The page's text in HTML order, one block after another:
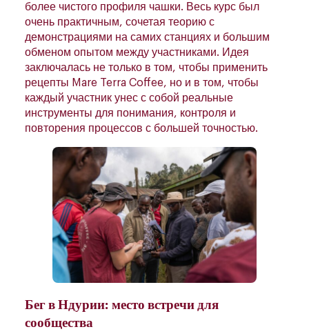
более чистого профиля чашки. Весь курс был
очень практичным, сочетая теорию с
демонстрациями на самих станциях и большим
обменом опытом между участниками. Идея
заключалась не только в том, чтобы применить
рецепты Mare Terra Coffee, но и в том, чтобы
каждый участник унес с собой реальные
инструменты для понимания, контроля и
повторения процессов с большей точностью.
Бег в Ндурии: место встречи для
сообщества